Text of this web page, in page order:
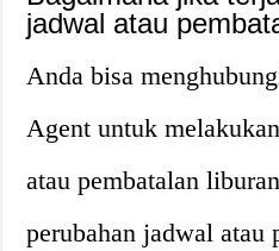
jadwal atau
Anda bisa
Agent untuk
atau pembatalan
perubahan jadwal atau